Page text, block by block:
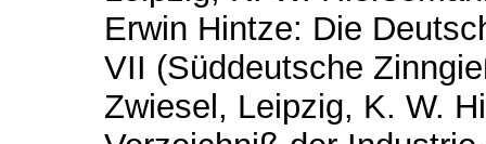
Erwin Hintze: Die
VII (Süddeutsche
Zwiesel, Leipzig, K. W.